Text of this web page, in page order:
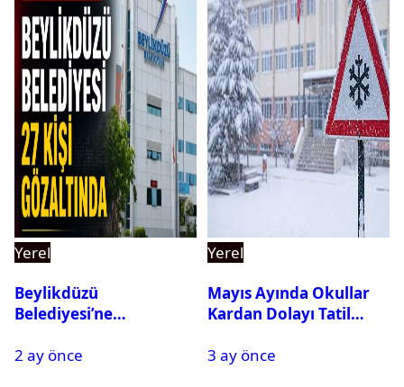
Yerel
Beylikdüzü
Belediyesi’ne
Gözaltına Alındı
2 ay önce
Yerel
Mayıs Ayında Okullar
Kardan Dolayı Tatil
3 ay önce